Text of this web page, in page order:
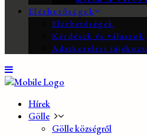
Elérhetőségek
Elérhetőségek
Kérdések és válaszok
Adatkezelési
Hírek
Gölle
Gölle községről